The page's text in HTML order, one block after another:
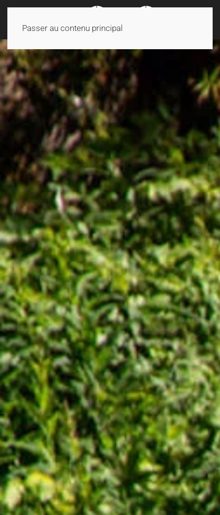
Passer au contenu principal